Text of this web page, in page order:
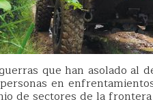
que han asolado al
en
de sectores de la